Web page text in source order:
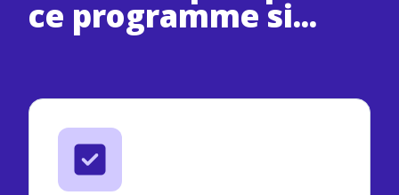
ce programme si...